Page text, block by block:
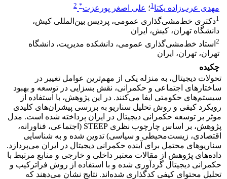
مهدی عرب‌زاده یکتا1؛ علی اصغر پورعزت*
2
1دکتری خط‌مشی‌گذاری عمومی، پردیس بین‌المللی کیش،
دانشگاه تهران، کیش، ایران
2 استاد خط‌مشی‌گذاری عمومی، دانشکده مدیریت، دانشگاه
تهران، تهران، ایران
چکیده
تحولات دیجیتال، به منزله یکی از مهم‌ترین عوامل تغییر در
ساختارهای اجتماعی و حکمرانی، نقش بسزایی در توسعه و بهبود
سیستم‌های حکومتی ایفا می‌کنند. در این پژوهش، با استفاده از
رویکرد کیفی و روش تحلیل سناریو به بررسی پیشران‌های کلیدی
موثر بر توسعه حکمرانی دیجیتال در ایران پرداخته شده است. مدل
پژوهش، بر اساس چارچوب نظری STEEP (اجتماعی، فناورانه،
اقتصادی، زیست‌محیطی و سیاسی) تدوین شده و به شناسایی
سناریوهای محتمل برای آینده حکمرانی دیجیتال در ایران می‌پردازد.
داده‌های پژوهش از مقالات معتبر داخلی و خارجی و منابع مرتبط با
حکمرانی دیجیتال گردآوری شده و با استفاده از روش فراترکیب و
تحلیل محتوای کیفی کدگذاری شده‌اند. نتایج نشان می‌دهند که